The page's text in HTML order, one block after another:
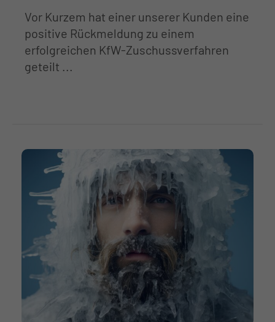
Vor Kurzem hat einer unserer Kunden eine
positive Rückmeldung zu einem
erfolgreichen KfW-Zuschussverfahren
geteilt ...